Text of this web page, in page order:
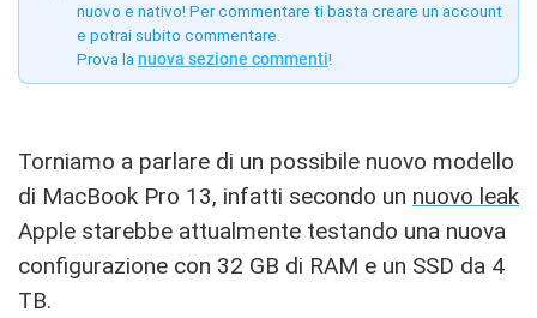
nuovo e nativo! Per commentare ti basta creare un account
e potrai subito commentare.
Prova la nuova sezione commenti!
Torniamo a parlare di un possibile nuovo modello
di MacBook Pro 13, infatti secondo un nuovo leak
Apple starebbe attualmente testando una nuova
configurazione con 32 GB di RAM e un SSD da 4
TB.